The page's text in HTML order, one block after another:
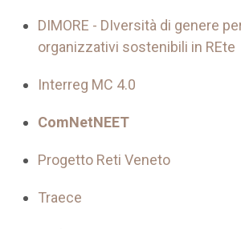
DIMORE - DIversità di genere
organizzativi sostenibili in REte
Interreg MC 4.0
ComNetNEET
Progetto Reti Veneto
Traece